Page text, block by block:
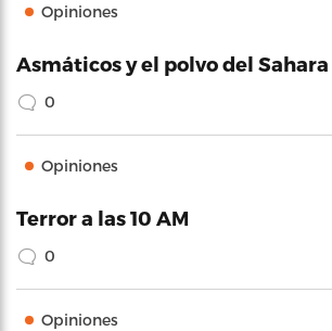
Opiniones
Asmáticos y el polvo del Sahara
0
Opiniones
Terror a las 10 AM
0
Opiniones